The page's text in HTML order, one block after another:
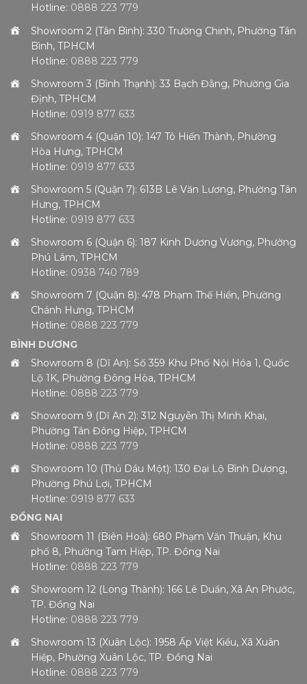
Hotline: 0888 223 779
Showroom 2 (Tân Bình): 330 Trường Chinh, Phường Tân
Bình, TPHCM
Hotline: 0888 223 779
Showroom 3 (Bình Thạnh): 33 Bạch Đằng, Phường Gia
Định, TPHCM
Hotline: 0919 877 633
Showroom 4 (Quận 10): 147 Tô Hiến Thành, Phường
Hòa Hưng, TPHCM
Hotline: 0919 877 633
Showroom 5 (Quận 7): 613B Lê Văn Lương, Phường Tân
Hưng, TPHCM
Hotline: 0919 877 633
Showroom 6 (Quận 6): 187 Kinh Dương Vương, Phường
Phú Lâm, TPHCM
Hotline: 0938 740 789
Showroom 7 (Quận 8): 478 Phạm Thế Hiển, Phường
Chánh Hưng, TPHCM
Hotline: 0888 223 779
BÌNH DƯƠNG
Showroom 8 (Dĩ An): Số 359 Khu Phố Nội Hóa 1, Quốc
Lộ 1K, Phường Đông Hòa, TPHCM
Hotline: 0888 223 779
Showroom 9 (Dĩ An 2): 312 Nguyễn Thị Minh Khai,
Phường Tân Đông Hiệp, TPHCM
Hotline: 0888 223 779
Showroom 10 (Thủ Dầu Một): 130 Đại Lộ Bình Dương,
Phường Phú Lợi, TPHCM
Hotline: 0919 877 633
ĐỒNG NAI
Showroom 11 (Biên Hoà): 680 Phạm Văn Thuận, Khu
phố 8, Phường Tam Hiệp, TP. Đồng Nai
Hotline: 0888 223 779
Showroom 12 (Long Thành): 166 Lê Duẩn, Xã An Phước,
TP. Đồng Nai
Hotline: 0888 223 779
Showroom 13 (Xuân Lộc): 1958 Ấp Việt Kiều, Xã Xuân
Hiệp, Phường Xuân Lộc, TP. Đồng Nai
Hotline: 0888 223 779